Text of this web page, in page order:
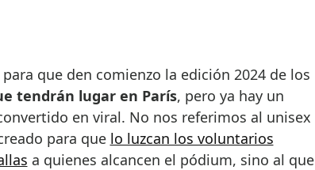
para que den comienzo la edición 2024 de los
tendrán lugar en París, pero ya hay un
en viral. No nos referimos al unisex
para que lo luzcan los voluntarios
a quienes alcancen el pódium, sino al que